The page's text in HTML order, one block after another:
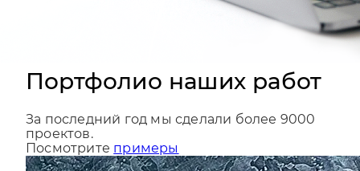
Портфолио наших работ
За последний год мы сделали более 9000
проектов.
Посмотритепримеры